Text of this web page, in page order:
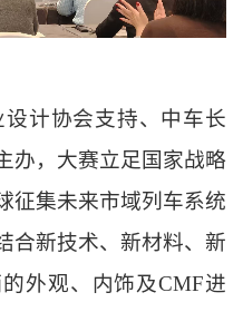
计协会支持、中车长
办，大赛立足国家战略
征集未来市域列车系统
合新技术、新材料、新
外观、内饰及CMF进